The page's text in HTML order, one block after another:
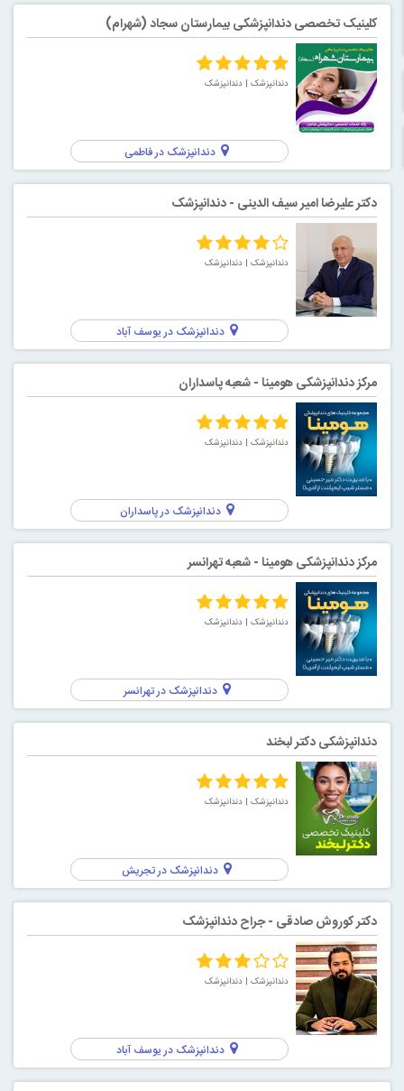
کلینیک تخصصی دندانپزشکی بیمارستان سجاد (شهرام)
دندانپزشک | دندانپزشک
دندانپزشک در فاطمی
دکتر علیرضا امیر سیف الدینی - دندانپزشک
دندانپزشک | دندانپزشک
دندانپزشک در یوسف آباد
مرکز دندانپزشکی هومینا - شعبه پاسداران
دندانپزشک | دندانپزشک
دندانپزشک در پاسداران
مرکز دندانپزشکی هومینا - شعبه تهرانسر
دندانپزشک | دندانپزشک
دندانپزشک در تهرانسر
دندانپزشکی دکتر لبخند
دندانپزشک | دندانپزشک
دندانپزشک در تجریش
دکتر کوروش صادقی - جراح دندانپزشک
دندانپزشک | دندانپزشک
دندانپزشک در یوسف آباد